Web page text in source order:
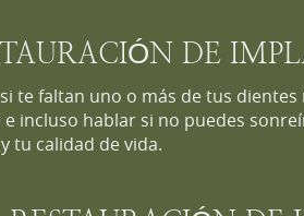
DE
te faltan uno o más de tus
incluso hablar si no puedes
tu calidad de vida.